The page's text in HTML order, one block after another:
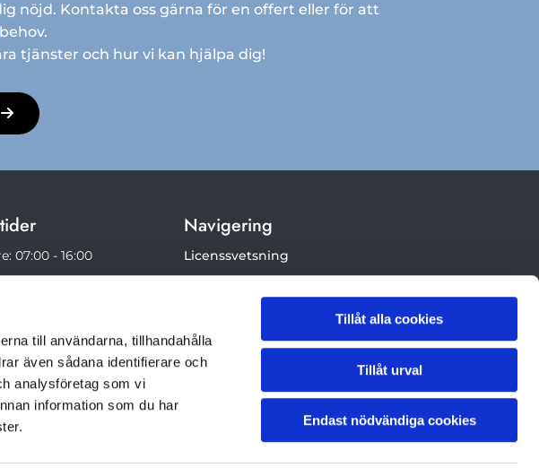
till användarna, tillhandahålla
även sådana identifierare och
analysföretag som vi
information som du har
Tillåt alla cookies
Tillåt urval
Endast nödvändiga cookies
nöjd. Kontakta oss gärna för en offert eller för att
tjänster och hur vi kan hjälpa dig!
07:00 - 16:00
Navigering
Licenssvetsning
Legotillverkning
Montering
Industriservice / bemanning